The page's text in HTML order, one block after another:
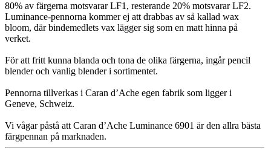
80% av färgerna motsvarar LF1, resterande 20% motsvarar LF2.
Luminance-pennorna kommer ej att drabbas av så kallad wax
bloom, där bindemedlets vax lägger sig som en matt hinna på
verket.
För att fritt kunna blanda och tona de olika färgerna, ingår pencil
blender och vanlig blender i sortimentet.
Pennorna tillverkas i Caran d’Ache egen fabrik som ligger i
Geneve, Schweiz.
Vi vågar påstå att Caran d’Ache Luminance 6901 är den allra bästa
färgpennan på marknaden.